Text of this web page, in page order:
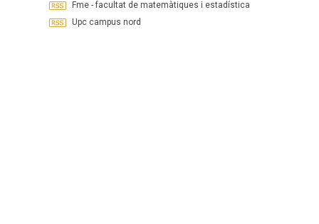
Fme - facultat de matemàtiques i estadística
Upc campus nord